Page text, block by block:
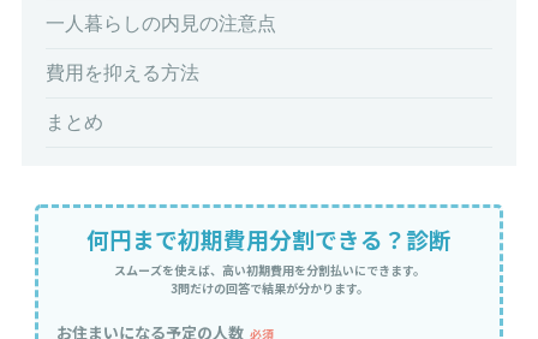
一人暮らしの内見の注意点
費用を抑える方法
まとめ
何円まで初期費用分割できる？診断
スムーズを使えば、高い初期費用を分割払いにできます。
3問だけの回答で結果が分かります。
お住まいになる予定の人数 必須